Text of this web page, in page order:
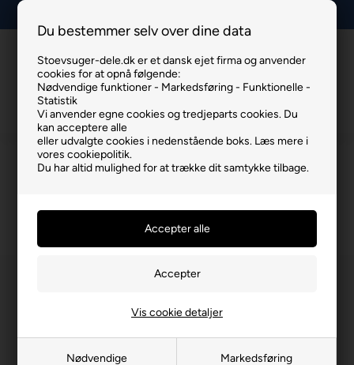
Du bestemmer selv over dine data
Stoevsuger-dele.dk er et dansk ejet firma og anvender
cookies for at opnå følgende:
Nødvendige funktioner - Markedsføring - Funktionelle -
Statistik
Vi anvender egne cookies og tredjeparts cookies. Du
kan acceptere alle
eller udvalgte cookies i nedenstående boks. Læs mere i
vores cookiepolitik.
Du har altid mulighed for at trække dit samtykke tilbage.
Nødvendige Markedsføring
Vis cookie detaljer
InfoKurv
NILFISK HØJTRYKSRENSER SLANGE
NILFISK HØJTRYKSRENSER SLANGE ØVRIGE VARER